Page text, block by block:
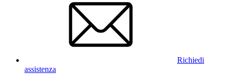
Richiedi
assistenza